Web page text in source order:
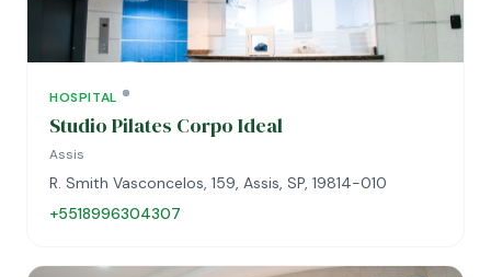
HOSPITAL
Studio Pilates Corpo Ideal
Assis
R. Smith Vasconcelos, 159, Assis, SP, 19814-010
+5518996304307